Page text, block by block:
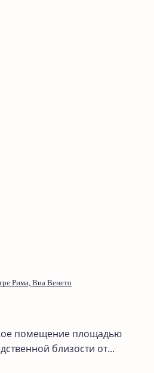
Рима, Виа Венето
помещение площадью
близости от...